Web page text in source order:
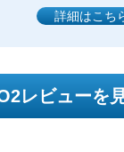
詳細はこち
レビューを